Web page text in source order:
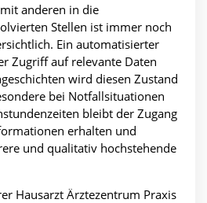
anderen in die
Stellen ist immer noch
Ein automatisierter
Zugriff auf relevante Daten
wird diesen Zustand
bei Notfallsituationen
bleibt der Zugang
erhalten und
und qualitativ hochstehende
Hausarzt Ärztezentrum Praxis